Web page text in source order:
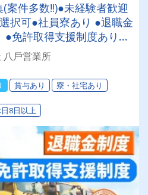
(案件多数!!)●未経験者歓迎
択可●社員寮あり ●退職金
✨
⼋⼾営業所
賞与あり 寮・社宅あり
8日以上